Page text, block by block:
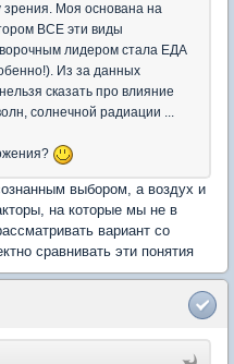
зрения. Моя основана на
ВСЕ эти виды
лидером стала ЕДА
Из за данных
сказать про влияние
солнечной радиации ...
выбором, а воздух и
на которые мы не в
вариант со
сравнивать эти понятия